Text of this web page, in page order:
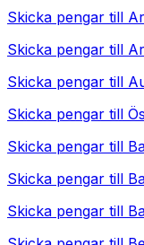
Skicka pengar till
Skicka pengar till
Skicka pengar till
Skicka pengar till
Skicka pengar till
Skicka pengar till
Skicka pengar till